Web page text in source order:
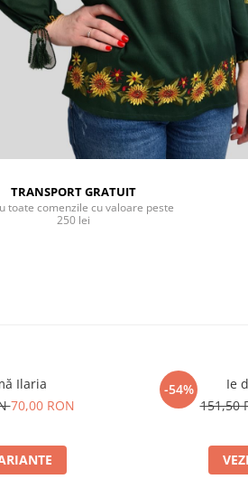
TRANSPORT GRATUIT
toate comenzile cu valoare peste
250 lei
Ilaria
70,00 RON
-54%
Ie
151,50